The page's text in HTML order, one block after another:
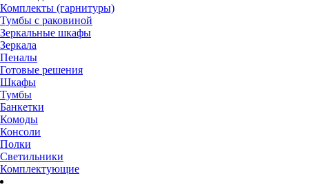
Комплекты (гарнитуры)
Тумбы с раковиной
Зеркальные шкафы
Зеркала
Пеналы
Готовые решения
Шкафы
Тумбы
Банкетки
Комоды
Консоли
Полки
Светильники
Комплектующие